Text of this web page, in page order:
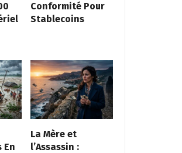
Conformité Pour
Stablecoins
En
La Mère et
l’Assassin :